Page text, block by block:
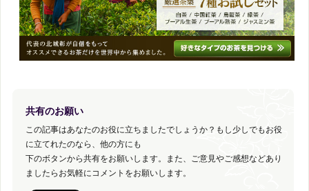
共有のお願い
この記事はあなたのお役に立ちましたでしょうか？もし少しでもお役
に立てれたのなら、他の方にも
下のボタンから共有をお願いします。また、ご意見やご感想などあり
ましたらお気軽にコメントをお願いします。